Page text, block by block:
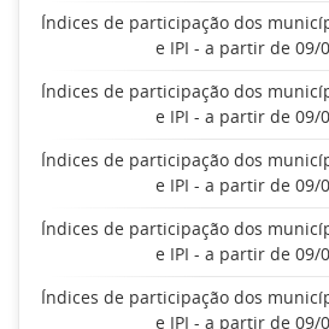
Índices de participação dos
e IPI - a partir de 09/
Índices de participação dos
e IPI - a partir de 09/
Índices de participação dos
e IPI - a partir de 09/
Índices de participação dos
e IPI - a partir de 09/
Índices de participação dos
e IPI - a partir de 09/